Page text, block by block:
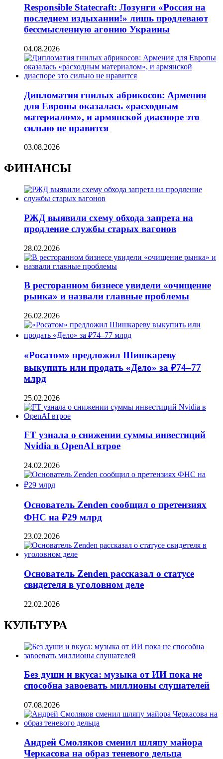
Responsible Statecraft: Лозунги «Россия на
последнем издыхании!» лишь продлевают
бессмысленную агонию Украины
04.08.2026
Дипломатия гнилых абрикосов: Армения
для Европы оказалась «расходным
материалом», и армянской диаспоре это
сильно не нравится
03.08.2026
ФИНАНСЫ
РЖД выявили схему обхода запрета на
продление службы старых вагонов
28.02.2026
В ресторанном бизнесе увидели «очищение
рынка» и назвали главные проблемы
26.02.2026
«Росатом» предложил Шишкареву
выкупить или продать «Дело» за ₽74–77
млрд
25.02.2026
FT узнала о снижении суммы инвестиций
Nvidia в OpenAI втрое
24.02.2026
Основатель Zenden сообщил о претензиях
ФНС на ₽29 млрд
23.02.2026
Основатель Zenden рассказал о статусе
свидетеля в уголовном деле
22.02.2026
КУЛЬТУРА
Без души и вкуса: музыка от ИИ пока не
способна завоевать миллионы слушателей
07.08.2026
Андрей Смоляков сменил шляпу майора
Черкасова на образ теневого дельца